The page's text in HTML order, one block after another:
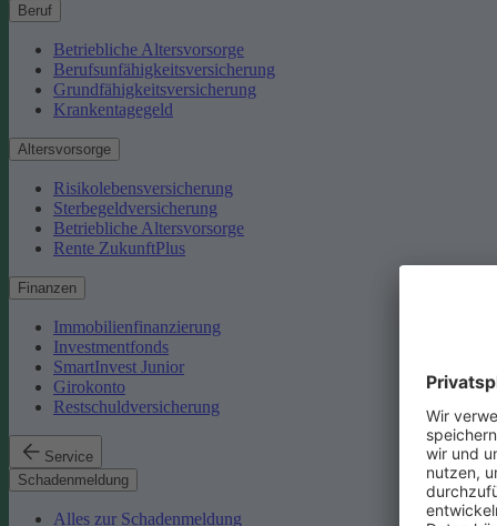
Beruf
Betriebliche Altersvorsorge
Berufsunfähigkeitsversicherung
Grundfähigkeitsversicherung
Krankentagegeld
Altersvorsorge
Risikolebensversicherung
Sterbegeldversicherung
Betriebliche Altersvorsorge
Rente ZukunftPlus
Finanzen
Immobilienfinanzierung
Investmentfonds
SmartInvest Junior
Girokonto
Restschuldversicherung
Service
Schadenmeldung
Alles zur Schadenmeldung